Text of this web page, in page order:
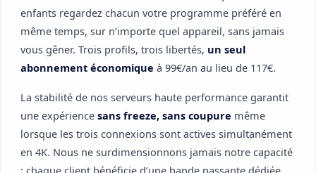
enfants regardez chacun votre programme préféré en
même temps, sur n’importe quel appareil, sans jamais
vous gêner. Trois profils, trois libertés, un seul
abonnement économique à 99€/an au lieu de 117€.
La stabilité de nos serveurs haute performance garantit
une expérience sans freeze, sans coupure même
lorsque les trois connexions sont actives simultanément
en 4K. Nous ne surdimensionnons jamais notre capacité
: chaque client bénéficie d’une bande passante dédiée,